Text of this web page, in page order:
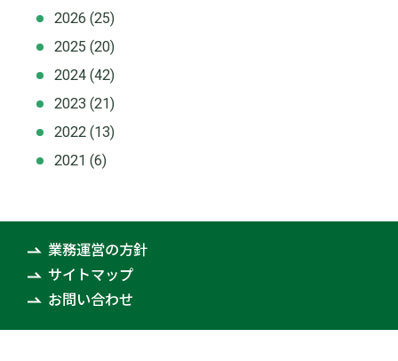
2026 (25)
2025 (20)
2024(42)
2023 (21)
2022(13)
2021 (6)
業務運営の方針
サイトマップ
お問い合わせ